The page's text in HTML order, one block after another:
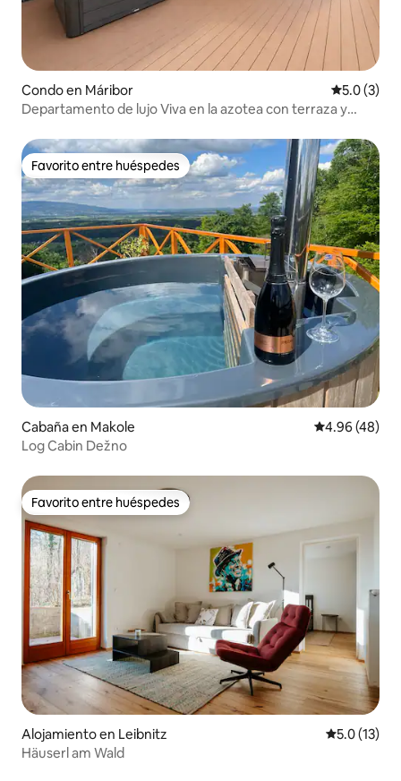
Condo en Máribor
5.0 (3)
Departamento de lujo Viva en la azotea con terraza y
Favorito entre huéspedes
Favorito entre huéspedes
Cabaña en Makole Calificación
4.96 (48)
Log Cabin Dežno
Favorito entre huéspedes
Favorito entre huéspedes
Alojamiento en Leibnitz Calificación
5.0 (13)
Häuserl am Wald